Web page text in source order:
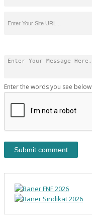
Enter the words you see below